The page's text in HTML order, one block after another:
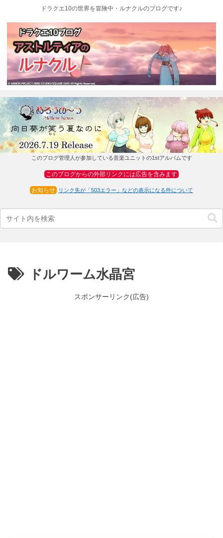
ドラクエ10の世界を冒険中・ルナクルのブログです♪
このブログ管理人が参加している音楽ユニットの1stアルバムです
このブログからの外部リンクには広告を含みます
お知らせ リンク先が「503エラー」などの表示になる件について
ドルワーム水晶宮
スポンサーリンク(広告)